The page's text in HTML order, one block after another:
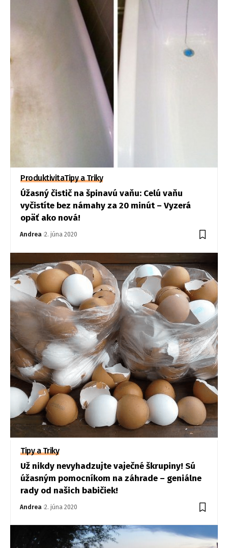
ProduktivitaTipy a Triky
Úžasný čistič na špinavú vaňu: Celú vaňu
vyčistíte bez námahy za 20 minút – Vyzerá
opäť ako nová!
Andrea 2. júna 2020
Tipy a Triky
Už nikdy nevyhadzujte vaječné škrupiny! Sú
úžasným pomocníkom na záhrade – geniálne
rady od našich babičiek!
Andrea 2. júna 2020